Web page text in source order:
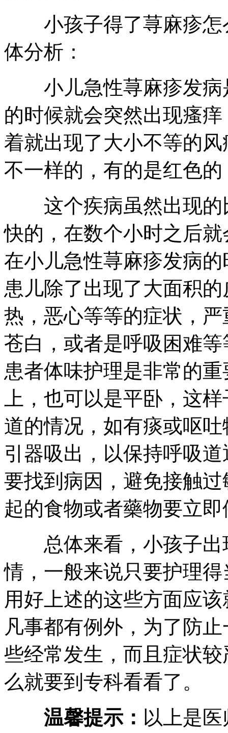
小孩子得了荨麻疹怎
体分析：
小儿急性荨麻疹发病
的时候就会突然出现瘙
着就出现了大小不等的
不一样的，有的是红色
这个疾病虽然出现的
快的，在数个小时之后
在小儿急性荨麻疹发病
患儿除了出现了大面积
热，恶心等等的症状，
苍白，或者是呼吸困难
患者体味护理是非常的
上，也可以是平卧，这
道的情况，如有痰或呕
引器吸出，以保持呼吸
要找到病因，避免接触
起的食物或者藥物要立
总体来看，小孩子出
情，一般来说只要护理
用好上述的这些方面应
凡事都有例外，为了防
些经常发生，而且症状
么就要到专科看看了。
温馨提示： 以上是